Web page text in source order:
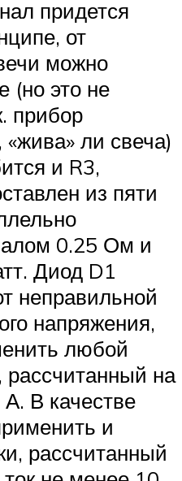
придется
от
можно
(но это не
прибор
ли свеча)
и R3,
из пяти
0.25 Ом и
Диод D1
неправильной
напряжения,
любой
на
В качестве
и
рассчитанный